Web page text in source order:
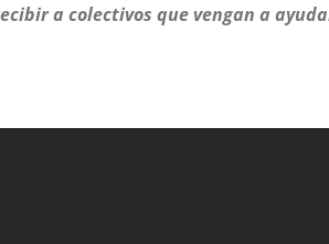
a colectivos que vengan a